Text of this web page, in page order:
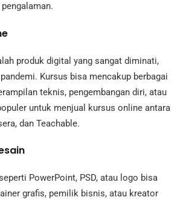
produk digital yang sangat diminati,
Kursus bisa mencakup berbagai
teknis, pengembangan diri, atau
untuk menjual kursus online antara
dan Teachable.
PowerPoint, PSD, atau logo bisa
grafis, pemilik bisnis, atau kreator